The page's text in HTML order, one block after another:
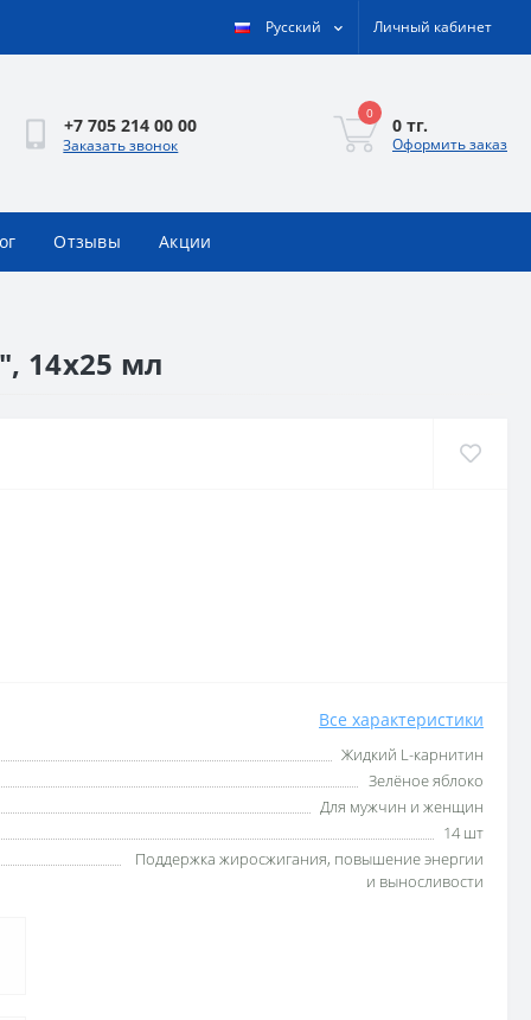
Русский Личный кабинет
+7 705 214 00 00
Заказать звонок
0
0 тг.
Оформить заказ
Отзывы Акции
14x25 мл
Все характеристики
Жидкий L-карнитин
Зелёное яблоко
Для мужчин и женщин
14 шт
Поддержка жиросжигания, повышение энергии
и выносливости